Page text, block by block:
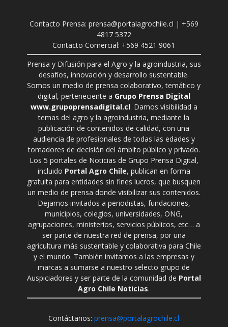
Contacto Prensa: prensa@portalagrochile.cl | +569
4817 5372
Contacto Comercial: +569 4521 9061
Prensa y Difusión para el Agro y la agroindustria, sus
desafíos, innovación y desarrollo sustentable.
Somos un medio de prensa colaborativo, temático y
digital, perteneciente a Grupo Prensa Digital
www.grupoprensadigital.cl. Damos visibilidad a
temas del agro y la agroindustria, mediante la
publicación de contenidos de calidad, con una
audiencia de profesionales de todas las edades y
tomadores de decisión del ámbito público y privado.
Los 5 portales de Noticias de Grupo Prensa Digital,
incluido Portal Agro Chile, publican en forma
gratuita para entidades sin fines lucros, que busquen
un medio de prensa donde visibilizar sus contenidos.
Dejamos invitados a periodistas, fundaciones,
municipios, colegios, universidades, ONG,
agrupaciones, ministerios, servicios públicos, etc… a
ser parte de nuestra red de prensa, por una
agricultura más sustentable y colaborativa para Chile
y el mundo. También invitamos a las empresas y
marcas a sumarse a nuestro selecto grupo de
Auspiciadores y ser parte de la comunidad de Portal
Agro Chile Noticias.
Contáctanos:prensa@portalagrochile.cl